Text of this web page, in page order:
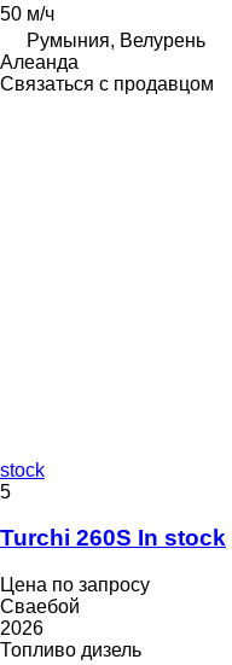
50 м/ч
Румыния, Велурень
Алеанда
Связаться с продавцом
stock
5
Turchi 260S In stock
Цена по запросу
Сваебой
2026
Топливо дизель